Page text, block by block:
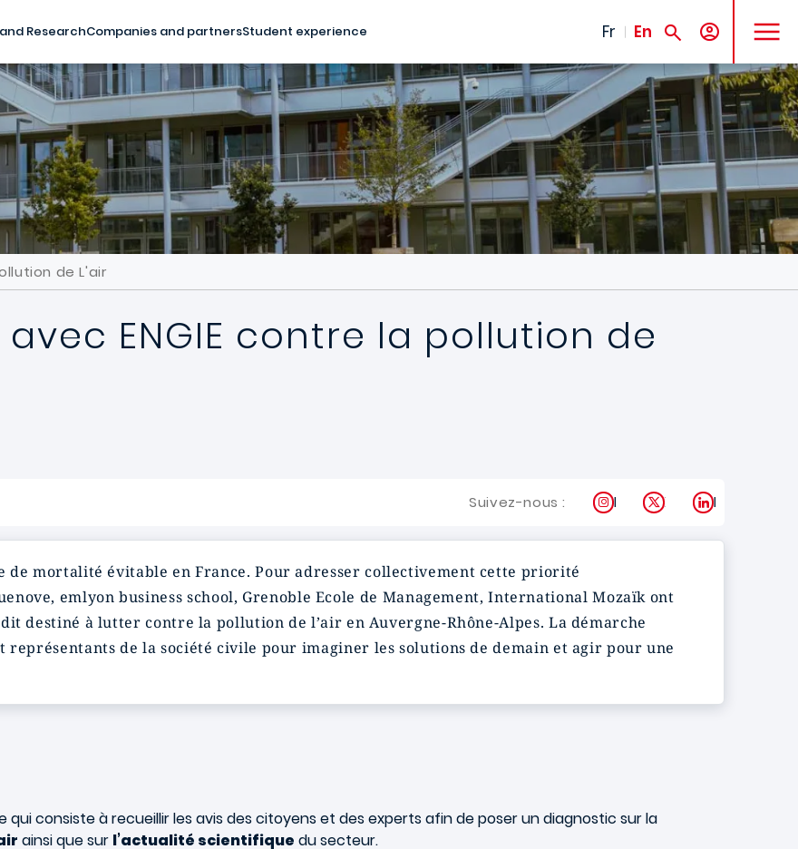
ResearchCompanies and partnersStudent experience Fr En
MENU
de L'air
ENGIE contre la pollution de
Suivez-nous : Instagram
X LinkedIn
de mortalité évitable en France. Pour adresser collectivement cette priorité
emlyon business school, Grenoble Ecole de Management, International Mozaïk ont
destiné à lutter contre la pollution de l’air en Auvergne-Rhône-Alpes. La démarche
de la société civile pour imaginer les solutions de demain et agir pour une
consiste à recueillir les avis des citoyens et des experts afin de poser un diagnostic sur la
ainsi que sur l’actualité scientifique du secteur.